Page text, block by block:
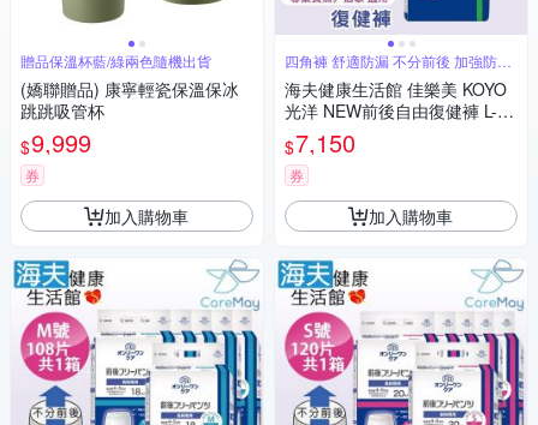
贈品保溫杯藍/綠兩色隨機出貨
(嬌聯贈品) 康寧輕瓷保溫保冰
跳跳吸管杯
$9,999
券
加入購物車
四角褲 舒適防漏 不分前後 加強防漏
褲型
海夫健康生活館 佳樂美 KOYO
光洋 NEW前後自由復健褲 L-LL
號_96片/共1箱
$7,150
券
加入購物車